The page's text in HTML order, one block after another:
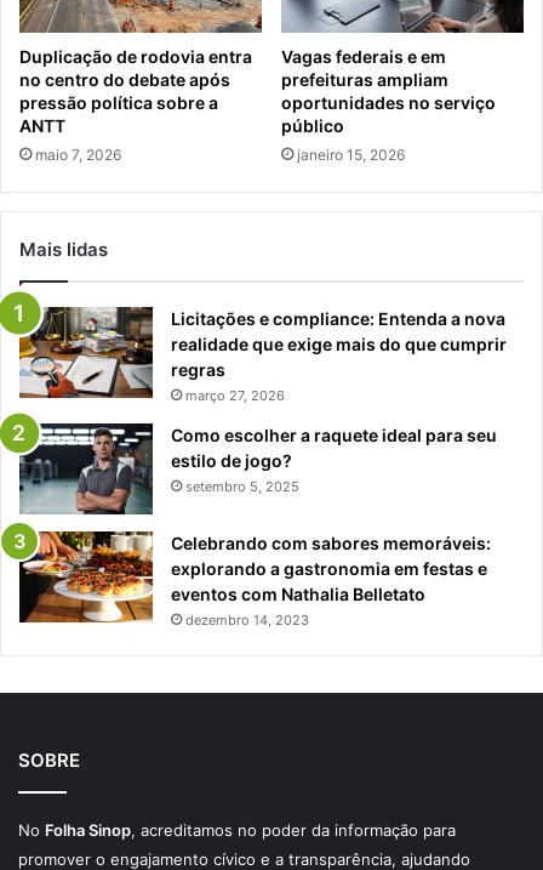
Duplicação de rodovia entra
no centro do debate após
pressão política sobre a
ANTT
maio 7, 2026
Vagas federais e em
prefeituras ampliam
oportunidades no serviço
público
janeiro 15, 2026
Mais lidas
Licitações e compliance: Entenda a nova
realidade que exige mais do que cumprir
regras
março 27, 2026
Como escolher a raquete ideal para seu
estilo de jogo?
setembro 5, 2025
Celebrando com sabores memoráveis:
explorando a gastronomia em festas e
eventos com Nathalia Belletato
dezembro 14, 2023
SOBRE
No Folha Sinop, acreditamos no poder da informação para
promover o engajamento cívico e a transparência, ajudando